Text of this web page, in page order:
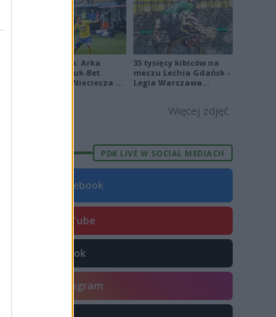
Ekstraklasa: Arka
Gdynia - Bruk-Bet
Termalica Nieciecza 2-
35 tysięcy kibiców na
meczu Lechia Gdańsk -
Legia Warszawa
Więcej zdjęć
PDK LIVE W SOCIAL MEDIACH
Facebook
YouTube
TikTok
Instagram